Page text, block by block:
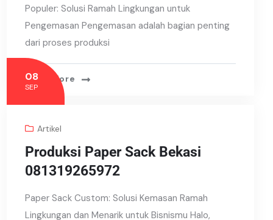
Populer: Solusi Ramah Lingkungan untuk
Pengemasan Pengemasan adalah bagian penting
dari proses produksi
Read More
08
SEP
Artikel
Produksi Paper Sack Bekasi
081319265972
Paper Sack Custom: Solusi Kemasan Ramah
Lingkungan dan Menarik untuk Bisnismu Halo,